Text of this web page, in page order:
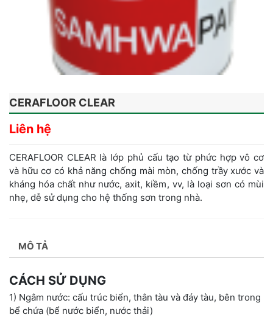
CERAFLOOR CLEAR
Liên hệ
CERAFLOOR CLEAR là lớp phủ cấu tạo từ phức hợp vô cơ
và hữu cơ có khả năng chống mài mòn, chống trầy xước và
kháng hóa chất như nước, axit, kiềm, vv, là loại sơn có mùi
nhẹ, dễ sử dụng cho hệ thống sơn trong nhà.
MÔ TẢ
CÁCH SỬ DỤNG
1) Ngâm nước: cấu trúc biển, thân tàu và đáy tàu, bên trong
bể chứa (bể nước biển, nước thải)